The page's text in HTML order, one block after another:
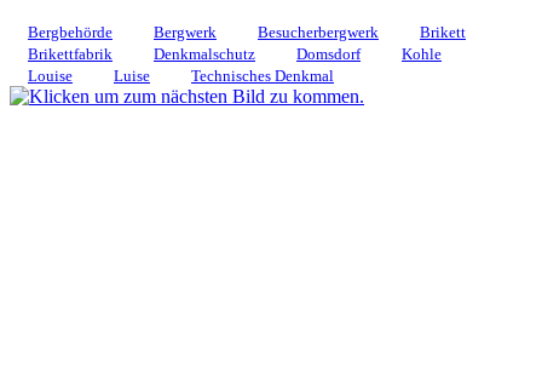
Bergbehörde Bergwerk Besucherbergwerk
Brikett
Brikettfabrik
Denkmalschutz Domsdorf
Kohle
Louise
Luise Technisches Denkmal